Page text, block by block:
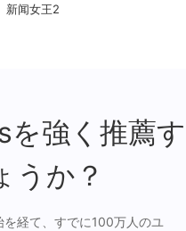
新闻女王2
強く推薦す
うか？
経て、すでに100万人のユ